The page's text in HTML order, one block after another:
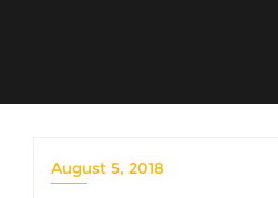
August 5, 2018